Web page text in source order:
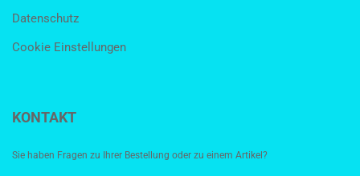
Datenschutz
Cookie Einstellungen
KONTAKT
Sie haben Fragen zu Ihrer Bestellung oder zu einem Artikel?